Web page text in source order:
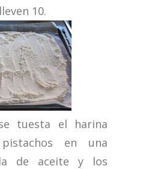
10.
tuesta el harina
en una
de aceite y los